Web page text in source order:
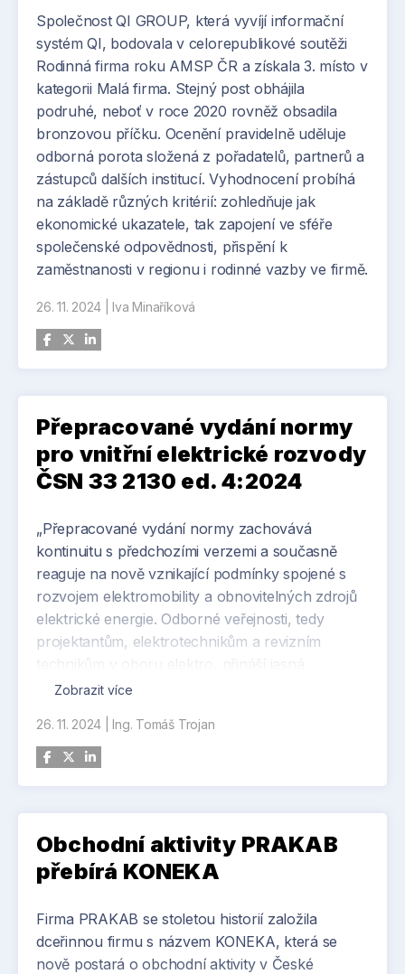
Společnost QI GROUP, která vyvíjí informační
systém QI, bodovala v celorepublikové soutěži
Rodinná firma roku AMSP ČR a získala 3. místo v
kategorii Malá firma. Stejný post obhájila
podruhé, neboť v roce 2020 rovněž obsadila
bronzovou příčku. Ocenění pravidelně uděluje
odborná porota složená z pořadatelů, partnerů a
zástupců dalších institucí. Vyhodnocení probíhá
na základě různých kritérií: zohledňuje jak
ekonomické ukazatele, tak zapojení ve sféře
společenské odpovědnosti, přispění k
zaměstnanosti v regionu i rodinné vazby ve firmě.
26. 11. 2024 Iva Minaříková
Přepracované vydání normy
pro vnitřní elektrické rozvody
ČSN 33 2130 ed. 4:2024
„Přepracované vydání normy zachovává
kontinuitu s předchozími verzemi a současně
reaguje na nově vznikající podmínky spojené s
rozvojem elektromobility a obnovitelných zdrojů
elektrické energie. Odborné veřejnosti, tedy
projektantům, elektrotechnikům a revizním
konkrétní a v praxi aplikovatelná pravidla
Pavel Vojík, pracovník České agentury pro
standardizaci, tajemník TNK 22 „Elektrotechnické
Předplatitelé normu získají v rámci aplikace ČSN
online, zakoupit ji ale bude možné také jednotlivě
na
České agentury pro standardizaci, a to
jak v tištěné, tak elektronické podobě.
Zobrazit více
26. 11. 2024 Ing. Tomáš Trojan
Obchodní aktivity PRAKAB
přebírá KONEKA
Firma PRAKAB se stoletou historií založila
dceřinnou firmu s názvem KONEKA, která se
nově postará o obchodní aktivity v České